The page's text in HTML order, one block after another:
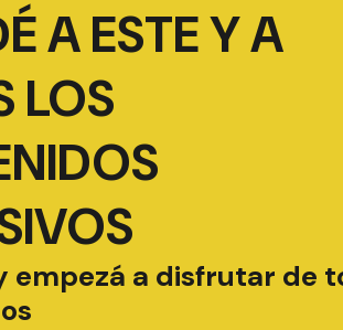
A ESTE Y A
LOS
empezá a disfrutar de